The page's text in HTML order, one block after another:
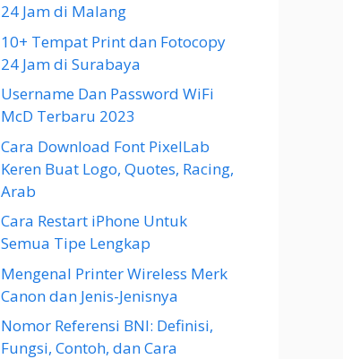
24 Jam di Malang
10+ Tempat Print dan Fotocopy
24 Jam di Surabaya
Username Dan Password WiFi
McD Terbaru 2023
Cara Download Font PixelLab
Keren Buat Logo, Quotes, Racing,
Arab
Cara Restart iPhone Untuk
Semua Tipe Lengkap
Mengenal Printer Wireless Merk
Canon dan Jenis-Jenisnya
Nomor Referensi BNI: Definisi,
Fungsi, Contoh, dan Cara